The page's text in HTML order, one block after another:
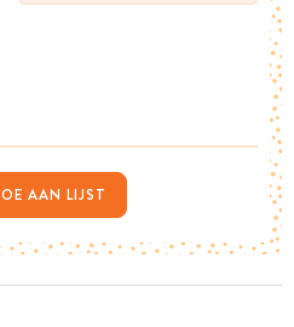
AAN LIJST